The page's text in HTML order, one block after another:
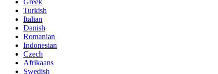
Turkish
Italian
Danish
Romanian
Indonesian
Czech
Afrikaans
Swedish